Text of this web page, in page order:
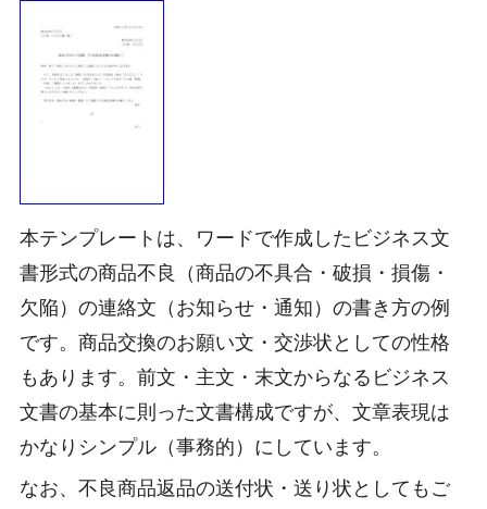
本テンプレートは、ワードで作成したビジネス文
書形式の商品不良（商品の不具合・破損・損傷・
欠陥）の連絡文（お知らせ・通知）の書き方の例
です。商品交換のお願い文・交渉状としての性格
もあります。前文・主文・末文からなるビジネス
文書の基本に則った文書構成ですが、文章表現は
かなりシンプル（事務的）にしています。
なお、不良商品返品の送付状・送り状としてもご